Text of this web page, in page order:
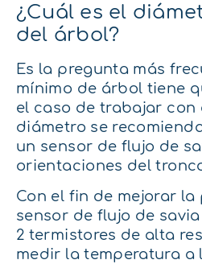
¿Cuál es el
del árbol?
Es la pregunta más
mínimo de árbol tiene
el caso de trabajar con
diámetro se
un sensor de flujo de
orientaciones del
Con el fin de mejorar la
sensor de flujo de savia
2 termistores de alta
medir la temperatura a